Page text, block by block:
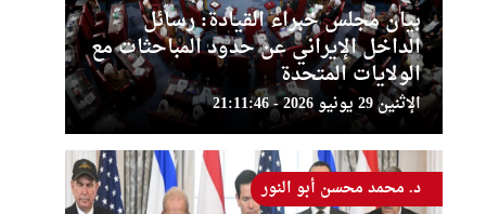
بيان مجلس خبراء القيادة: رسائل
الداخل الإيراني عن حدود المباحثات مع
الولايات المتحدة
الإثنين 29 يونيو 2026 - 21:11:46
د. محمد محسن أبو النور